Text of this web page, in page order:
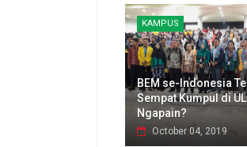
KAMPUS
BEM se-Indonesia
Sempat Kumpul di
Ngapain?
October 04, 2019